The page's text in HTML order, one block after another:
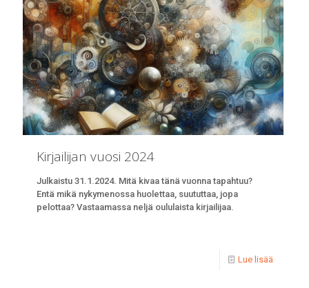
Kirjailijan vuosi 2024
Julkaistu 31.1.2024. Mitä kivaa tänä vuonna tapahtuu?
Entä mikä nykymenossa huolettaa, suututtaa, jopa
pelottaa? Vastaamassa neljä oululaista kirjailijaa.
Lue lisää